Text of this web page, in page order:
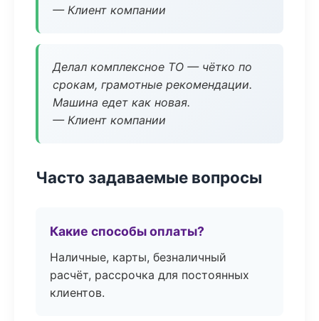
— Клиент компании
Делал комплексное ТО — чётко по
срокам, грамотные рекомендации.
Машина едет как новая.
— Клиент компании
Часто задаваемые вопросы
Какие способы оплаты?
Наличные, карты, безналичный
расчёт, рассрочка для постоянных
клиентов.